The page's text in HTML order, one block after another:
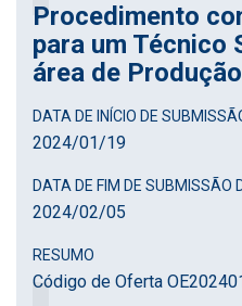
Procedimento
para um Técnico
área de
DATA DE INÍCIO DE
2024/01/19
DATA DE FIM DE SUBMISSÃO
2024/02/05
RESUMO
Código de Oferta